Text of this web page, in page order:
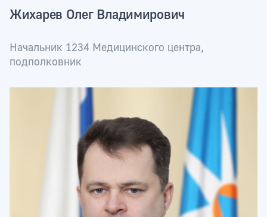
отдельным словам
Публикация не ранее
Публикация не позднее
Жихарев Олег Владимирович
Начальник 1234 Медицинского центра,
подполковник